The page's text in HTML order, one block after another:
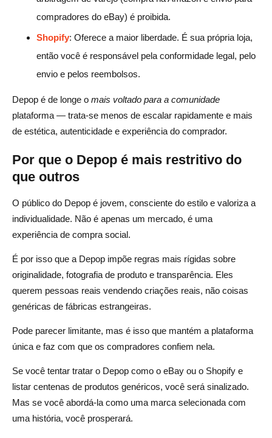
compradores do eBay) é proibida.
Shopify: Oferece a maior liberdade. É sua própria loja,
então você é responsável pela conformidade legal, pelo
envio e pelos reembolsos.
Depop é de longe o mais voltado para a comunidade
plataforma — trata-se menos de escalar rapidamente e mais
de estética, autenticidade e experiência do comprador.
Por que o Depop é mais restritivo do
que outros
O público do Depop é jovem, consciente do estilo e valoriza a
individualidade. Não é apenas um mercado, é uma
experiência de compra social.
É por isso que a Depop impõe regras mais rígidas sobre
originalidade, fotografia de produto e transparência. Eles
querem pessoas reais vendendo criações reais, não coisas
genéricas de fábricas estrangeiras.
Pode parecer limitante, mas é isso que mantém a plataforma
única e faz com que os compradores confiem nela.
Se você tentar tratar o Depop como o eBay ou o Shopify e
listar centenas de produtos genéricos, você será sinalizado.
Mas se você abordá-la como uma marca selecionada com
uma história, você prosperará.